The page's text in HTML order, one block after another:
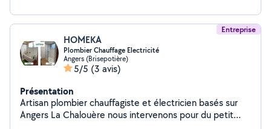
Entreprise
HOMEKA
Plombier Chauffage Electricité
Angers (Brisepotière)
5/5 (3 avis)
Présentation
Artisan plombier chauffagiste et électricien basés sur
Angers La Chalouère nous intervenons pour du petit